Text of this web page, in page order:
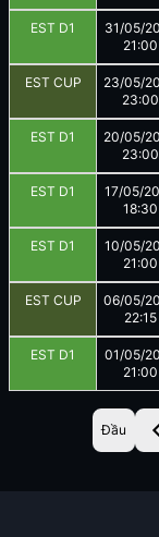
EST D1
31/05/
21:00
EST CUP
23/05/
23:00
EST D1
20/05/
23:00
EST D1
17/05/
18:30
EST D1
10/05/
21:00
EST CUP
06/05/
22:15
EST D1
01/05/
21:00
Đầu